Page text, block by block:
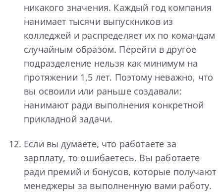
никакого значения. Каждый год компания
нанимает тысячи выпускников из
колледжей и распределяет их по командам
случайным образом. Перейти в другое
подразделение нельзя как минимум на
протяжении 1,5 лет. Поэтому неважно, что
вы освоили или раньше создавали:
нанимают ради выполнения конкретной
прикладной задачи.
Если вы думаете, что работаете за
зарплату, то ошибаетесь. Вы работаете
ради премий и бонусов, которые получают
менеджеры за выполненную вами работу.